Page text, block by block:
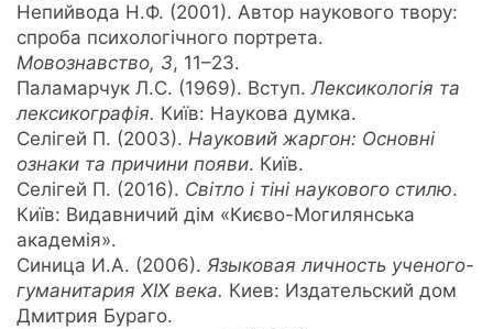
Непийвода Н.Ф. (2001). Автор наукового твору:
спроба психологічного портрета.
Мовознавство, 3, 11–23.
Паламарчук Л.С. (1969). Вступ.Лексикологія та
лексикографія. Київ: Наукова думка.
Селігей П. (2003). Науковий жаргон: Основні
ознаки та причини появи. Київ.
Селігей П. (2016). Світло і тіні наукового стилю.
Київ: Видавничий дім «Києво-Могилянська
академія».
Синица И.А. (2006). Языковая личность ученого-
гуманитария ХІХ века. Киев: Издательский дом
Дмитрия Бураго.